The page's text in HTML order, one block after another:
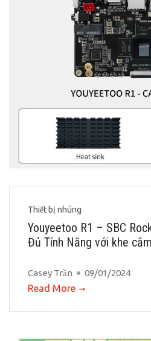
Thiết bị nhúng
Youyeetoo R1 – SBC
Đủ Tính Năng với khe
Casey Trần 09/01/2024
Read More